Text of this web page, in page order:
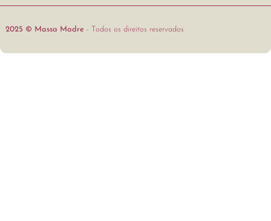
2025 © Massa Madre - Todos os direitos reservados